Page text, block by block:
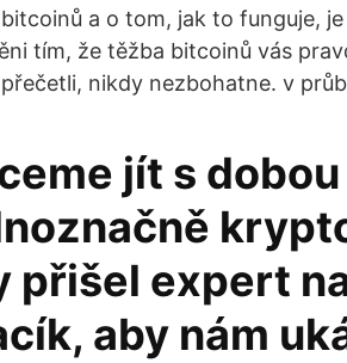
a o tom, jak to funguje,
tím, že těžba bitcoinů vás
nikdy nezbohatne. v
jít s
přišel expert
aby nám